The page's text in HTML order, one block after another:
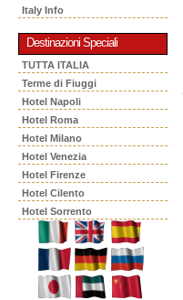
Italy Info
Destinazioni Speciali
TUTTA ITALIA
Terme di Fiuggi
Hotel Napoli
Hotel Roma
Hotel Milano
Hotel Venezia
Hotel Firenze
Hotel Cilento
Hotel Sorrento